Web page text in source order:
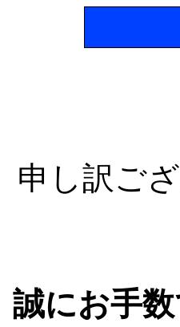
申し訳ご
誠にお手